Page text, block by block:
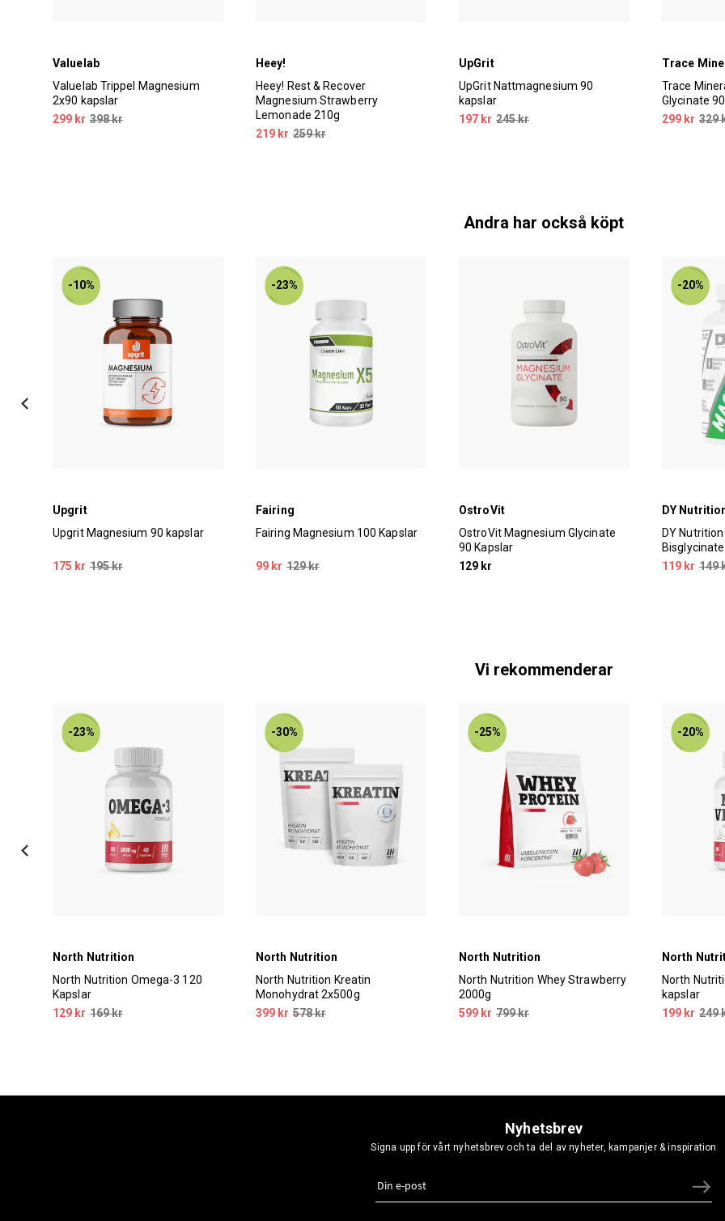
Valuelab
Valuelab Trippel Magnesium
2x90 kapslar
299 kr 398 kr
Heey!
Heey! Rest & Recover
Magnesium Strawberry
Lemonade 210g
219 kr 259 kr
UpGrit
UpGrit Nattmagnesium 90
kapslar
197 kr 245 kr
Trace
Trace
Glycinate
299 kr 329
Andra har också köpt
-10%
Upgrit
Upgrit Magnesium 90 kapslar
175 kr 195 kr
-23%
Fairing
Fairing Magnesium 100 Kapslar
99 kr 129 kr
OstroVit
OstroVit Magnesium Glycinate
90 Kapslar
129 kr
-20%
DY
DY
119 kr 149
Vi rekommenderar
-23%
North Nutrition
North Nutrition Omega-3 120
Kapslar
129 kr 169 kr
-30%
North Nutrition
North Nutrition Kreatin
Monohydrat 2x500g
399 kr 578 kr
-25%
North Nutrition
North Nutrition Whey Strawberry
2000g
599 kr 799 kr
-20%
North
North
kapslar
199 kr 249
Nyhetsbrev
Signa upp för vårt nyhetsbrev och ta del av nyheter, kampanjer & inspiration